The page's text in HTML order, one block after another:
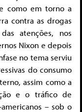
como em torno a
contra as drogas
atenções, nos
Nixon e depois
no tema serviu
do consumo
assim como a
e o tráfico de
– sob o